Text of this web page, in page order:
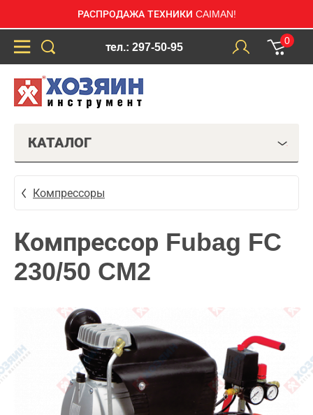
РАСПРОДАЖА ТЕХНИКИ CAIMAN!
тел.: 297-50-95
0
КАТАЛОГ
Компрессоры
Компрессор Fubag FC
230/50 CM2